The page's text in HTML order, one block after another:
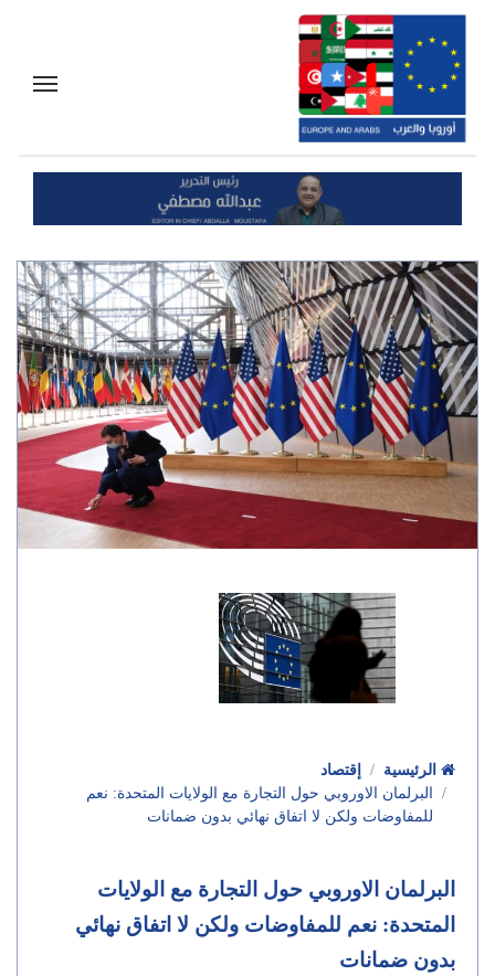
إقتصاد
البرلمان الاوروبي حول التجارة مع الولايات المتحدة: نعم
للمفاوضات ولكن لا اتفاق نهائي بدون ضمانات
البرلمان الاوروبي حول التجارة مع الولايات
المتحدة: نعم للمفاوضات ولكن لا اتفاق نهائي
بدون ضمانات